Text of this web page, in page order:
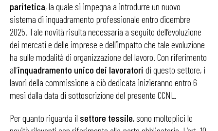
paritetica, la quale si impegna a introdurre un nuovo
sistema di inquadramento professionale entro dicembre
2025. Tale novità risulta necessaria a seguito dell’evoluzione
dei mercati e delle imprese e dell’impatto che tale evoluzione
ha sulle modalità di organizzazione del lavoro. Con riferimento
all’inquadramento unico dei lavoratori di questo settore, i
lavori della commissione a ciò dedicata inizieranno entro 6
mesi dalla data di sottoscrizione del presente CCNL.
Per quanto riguarda il settore tessile, sono molteplici le